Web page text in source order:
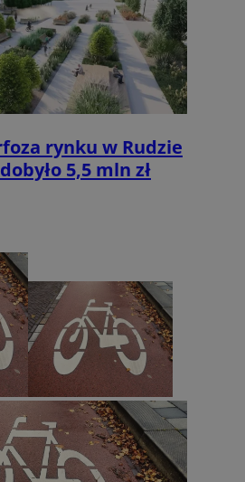
rynku w Rudzie
5,5 mln zł